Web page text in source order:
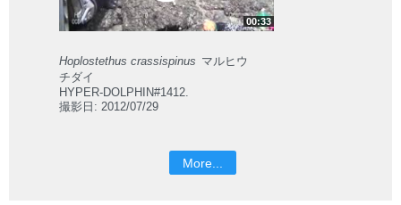
00:33
Hoplostethus crassispinus マルヒウ
チダイ
HYPER-DOLPHIN#1412.
撮影日: 2012/07/29
More...